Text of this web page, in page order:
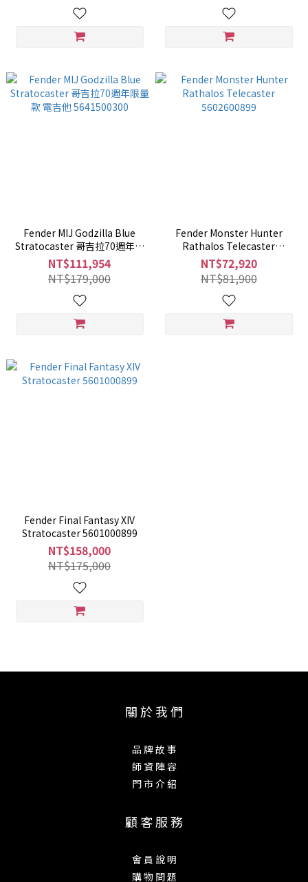
Fender MIJ Godzilla Blue
Stratocaster 哥吉拉70週年限
量款 電吉他 5641500300
NT$111,954
NT$179,000
Fender Monster Hunter
Rathalos Telecaster
5602600899
NT$72,920
NT$81,900
Fender Final Fantasy XIV
Stratocaster 5601000899
NT$158,000
NT$175,000
關 於 我 們
品 牌 故 事
師 資 陣 容
門 市 介 紹
顧 客 服 務
會 員 說 明
購 物 問 題